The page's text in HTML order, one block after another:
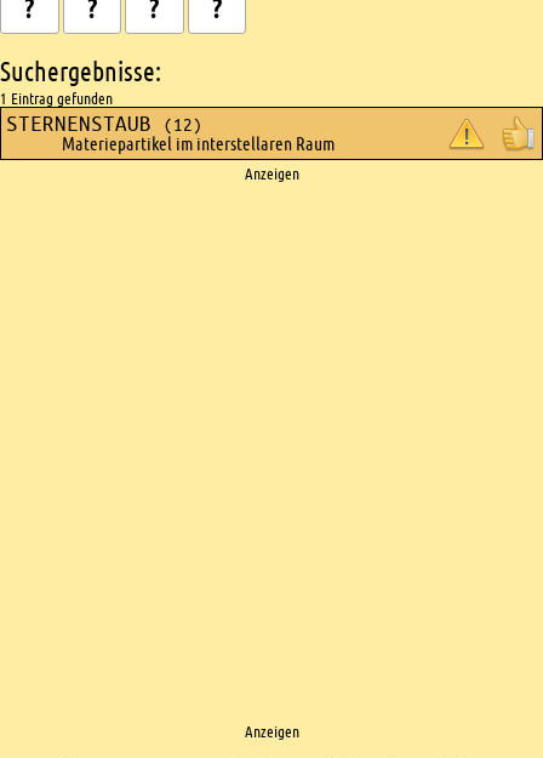
Suchergebnisse:
1 Eintrag gefunden
STERNENSTAUB (12)
Materiepartikel im interstellaren Raum
Anzeigen
Anzeigen